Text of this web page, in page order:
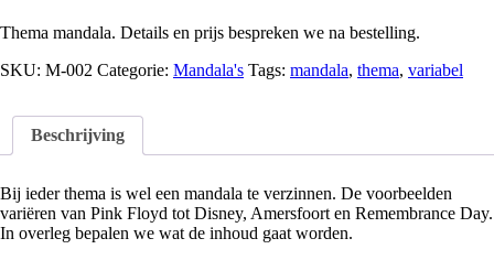
Thema mandala. Details en prijs bespreken we na bestelling.
SKU: M-002 Categorie: Mandala's Tags: mandala, thema, variabel
Beschrijving
Bij ieder thema is wel een mandala te verzinnen. De voorbeelden
variëren van Pink Floyd tot Disney, Amersfoort en Remembrance Day.
In overleg bepalen we wat de inhoud gaat worden.